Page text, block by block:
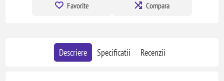
Favorite Compara
Descriere Specificatii Recenzii